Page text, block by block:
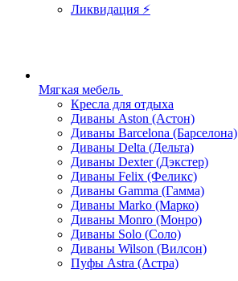
Ликвидация ⚡
Мягкая мебель
Кресла для отдыха
Диваны Aston (Астон)
Диваны Barcelona (Барселона)
Диваны Delta (Дельта)
Диваны Dexter (Дэкстер)
Диваны Felix (Феликс)
Диваны Gamma (Гамма)
Диваны Marko (Марко)
Диваны Monro (Монро)
Диваны Solo (Соло)
Диваны Wilson (Вилсон)
Пуфы Astra (Астра)